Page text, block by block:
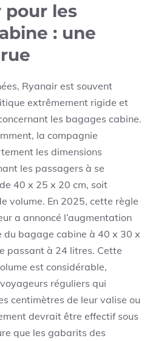
pour les
: une
Ryanair est souvent
extrêmement rigide et
les bagages cabine.
la compagnie
les dimensions
les passagers à se
40 x 25 x 20 cm, soit
volume. En 2025, cette règle
a annoncé l’augmentation
bagage cabine à 40 x 30 x
passant à 24 litres. Cette
est considérable,
réguliers qui
centimètres de leur valise ou
devrait être effectif sous
que les gabarits des